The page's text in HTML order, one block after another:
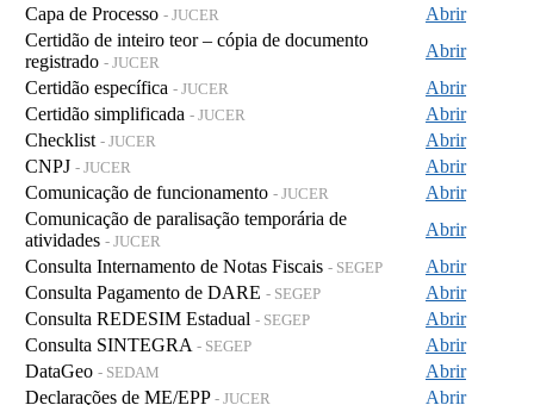
Capa de Processo - JUCER
Abrir
Certidão de inteiro teor – cópia de documento
registrado - JUCER
Abrir
Certidão específica - JUCER
Abrir
Certidão simplificada - JUCER
Abrir
Checklist - JUCER
Abrir
CNPJ - JUCER
Abrir
Comunicação de funcionamento - JUCER
Abrir
Comunicação de paralisação temporária de
atividades - JUCER
Abrir
Consulta Internamento de Notas Fiscais - SEGEP
Abrir
Consulta Pagamento de DARE - SEGEP
Abrir
Consulta REDESIM Estadual - SEGEP
Abrir
Consulta SINTEGRA - SEGEP
Abrir
DataGeo - SEDAM
Abrir
Declarações de ME/EPP - JUCER Abrir